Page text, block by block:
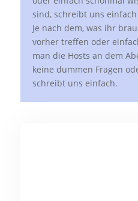
sind, schreibt uns
Je nach dem, was ihr
vorher treffen oder
man die Hosts an dem
keine dummen Fragen
schreibt uns einfach.